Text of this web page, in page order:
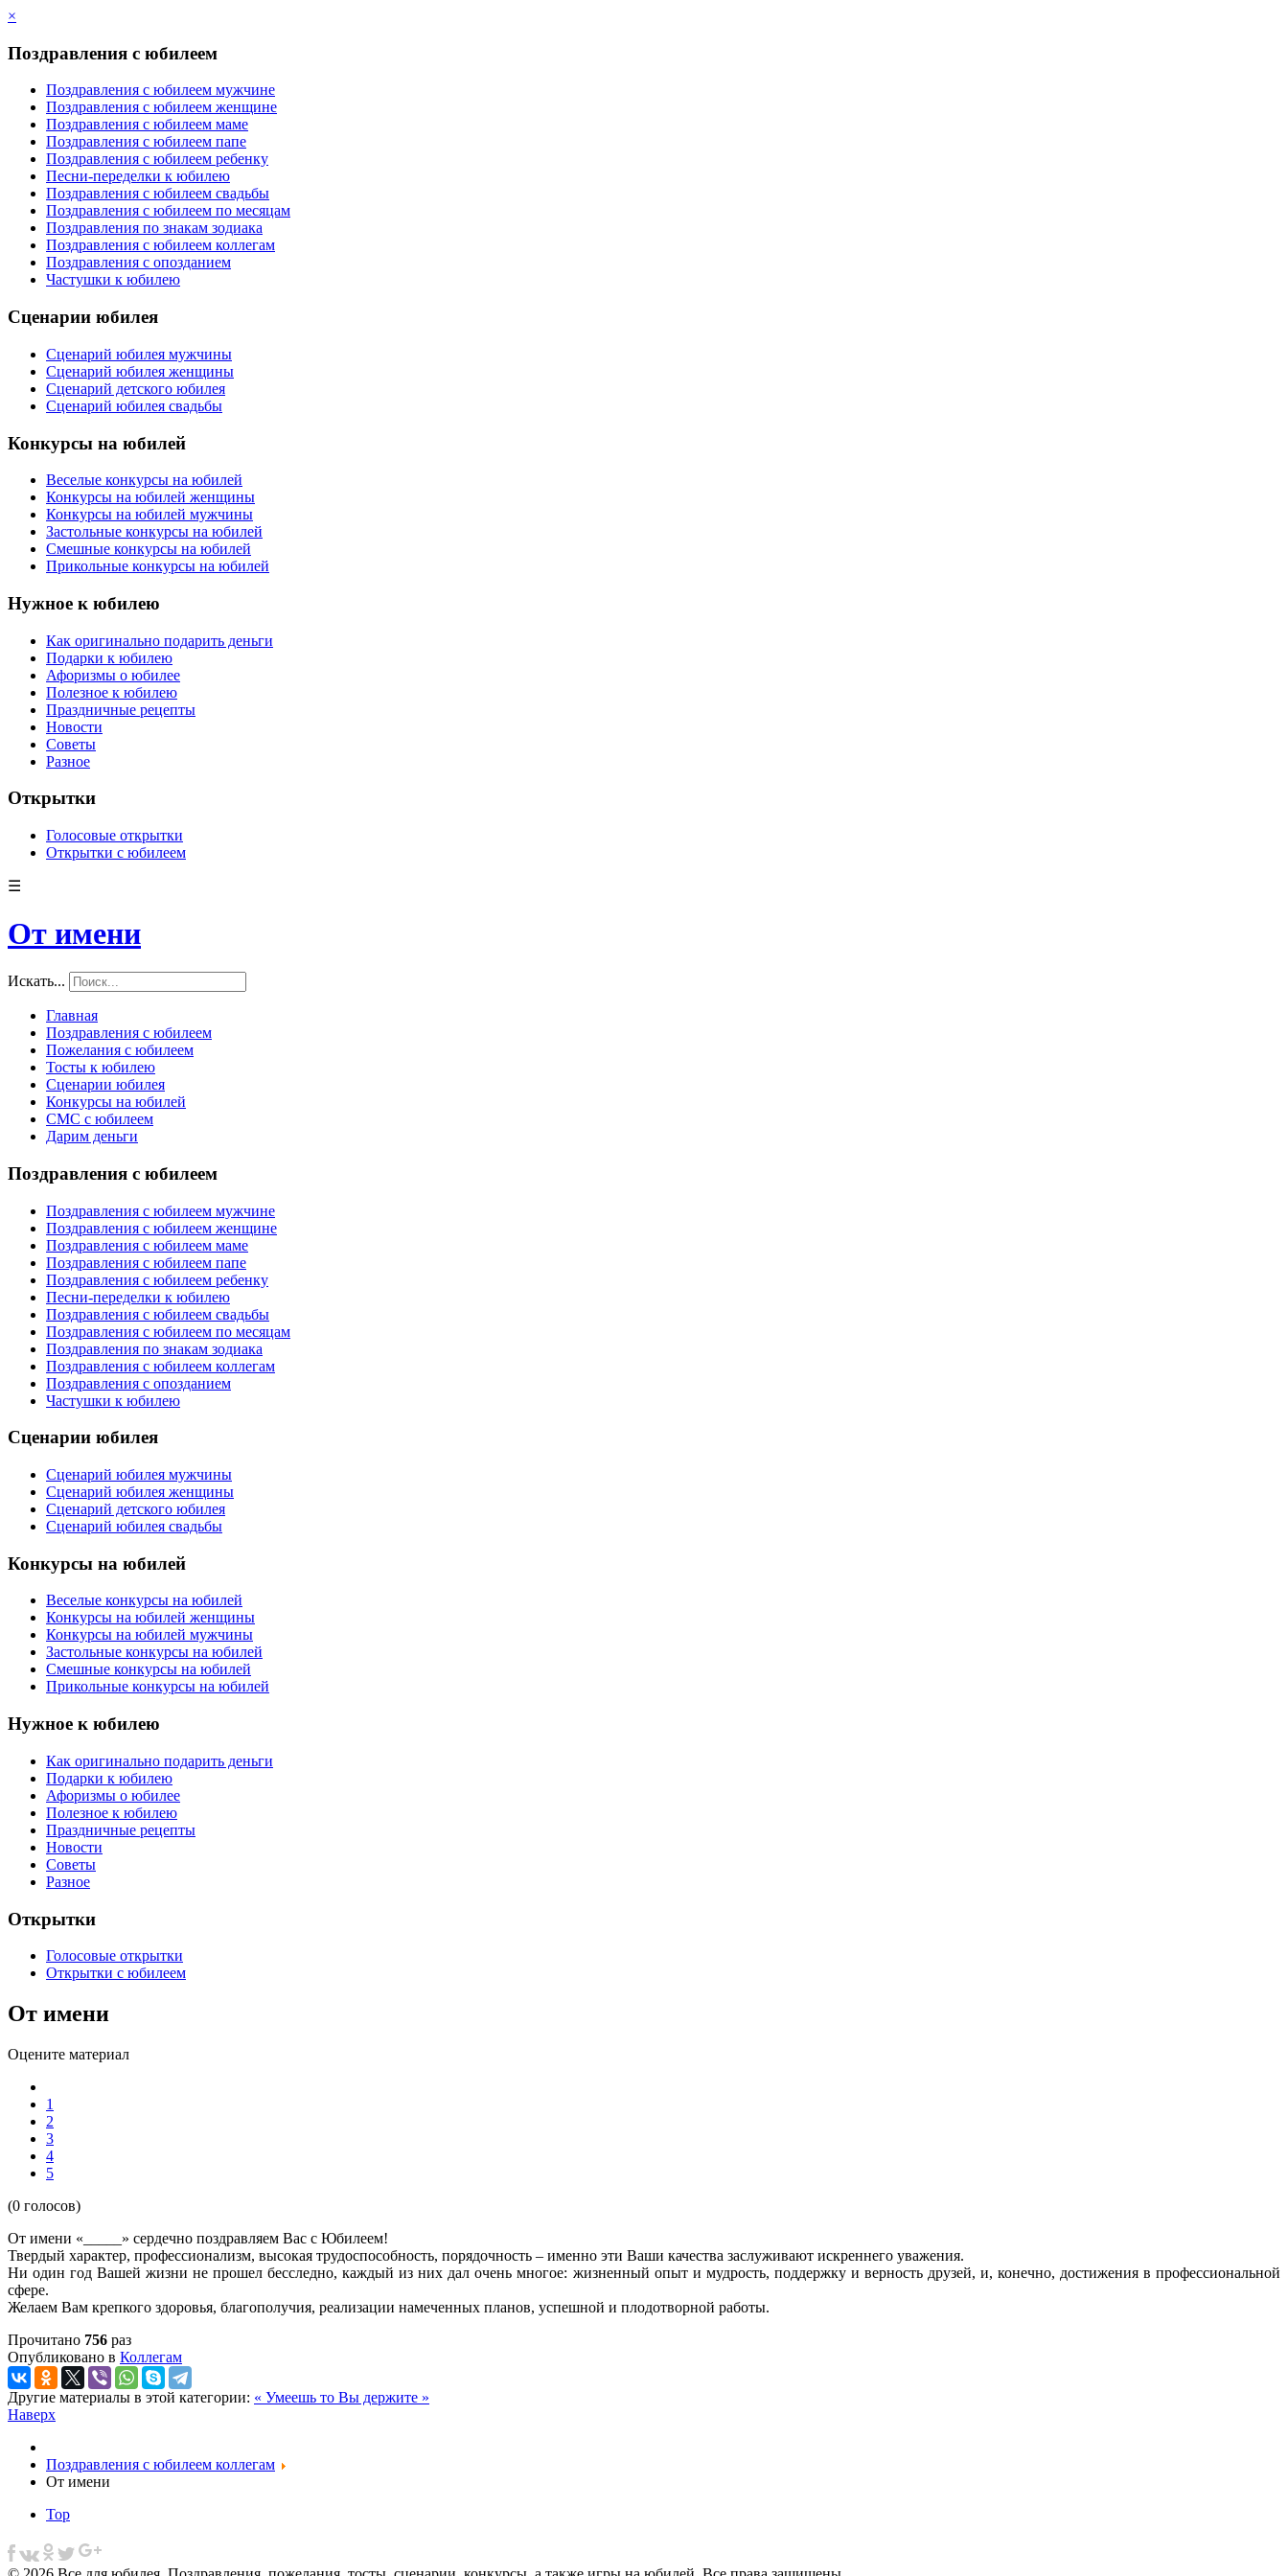
×
Поздравления с юбилеем
Поздравления с юбилеем мужчине
Поздравления с юбилеем женщине
Поздравления с юбилеем маме
Поздравления с юбилеем папе
Поздравления с юбилеем ребенку
Песни-переделки к юбилею
Поздравления с юбилеем свадьбы
Поздравления с юбилеем по месяцам
Поздравления по знакам зодиака
Поздравления с юбилеем коллегам
Поздравления с опозданием
Частушки к юбилею
Сценарии юбилея
Сценарий юбилея мужчины
Сценарий юбилея женщины
Сценарий детского юбилея
Сценарий юбилея свадьбы
Конкурсы на юбилей
Веселые конкурсы на юбилей
Конкурсы на юбилей женщины
Конкурсы на юбилей мужчины
Застольные конкурсы на юбилей
Смешные конкурсы на юбилей
Прикольные конкурсы на юбилей
Нужное к юбилею
Как оригинально подарить деньги
Подарки к юбилею
Афоризмы о юбилее
Полезное к юбилею
Праздничные рецепты
Новости
Советы
Разное
Открытки
Голосовые открытки
Открытки с юбилеем
☰
От имени
Искать...
Главная
Поздравления с юбилеем
Пожелания с юбилеем
Тосты к юбилею
Сценарии юбилея
Конкурсы на юбилей
СМС с юбилеем
Дарим деньги
Поздравления с юбилеем
Поздравления с юбилеем мужчине
Поздравления с юбилеем женщине
Поздравления с юбилеем маме
Поздравления с юбилеем папе
Поздравления с юбилеем ребенку
Песни-переделки к юбилею
Поздравления с юбилеем свадьбы
Поздравления с юбилеем по месяцам
Поздравления по знакам зодиака
Поздравления с юбилеем коллегам
Поздравления с опозданием
Частушки к юбилею
Сценарии юбилея
Сценарий юбилея мужчины
Сценарий юбилея женщины
Сценарий детского юбилея
Сценарий юбилея свадьбы
Конкурсы на юбилей
Веселые конкурсы на юбилей
Конкурсы на юбилей женщины
Конкурсы на юбилей мужчины
Застольные конкурсы на юбилей
Смешные конкурсы на юбилей
Прикольные конкурсы на юбилей
Нужное к юбилею
Как оригинально подарить деньги
Подарки к юбилею
Афоризмы о юбилее
Полезное к юбилею
Праздничные рецепты
Новости
Советы
Разное
Открытки
Голосовые открытки
Открытки с юбилеем
От имени
Оцените материал
1
2
3
4
5
(0 голосов)
От имени «_____» сердечно поздравляем Вас с Юбилеем!
Твердый характер, профессионализм, высокая трудоспособность, порядочность – именно эти Ваши качества заслуживают искреннего уважения.
Ни один год Вашей жизни не прошел бесследно, каждый из них дал очень многое: жизненный опыт и мудрость, поддержку и верность друзей, и, конечно, достижения в профессиональной
сфере.
Желаем Вам крепкого здоровья, благополучия, реализации намеченных планов, успешной и плодотворной работы.
Прочитано 756 раз
Опубликовано в Коллегам
Другие материалы в этой категории: « Умеешь то Вы держите »
Наверх
Поздравления с юбилеем коллегам
От имени
Top